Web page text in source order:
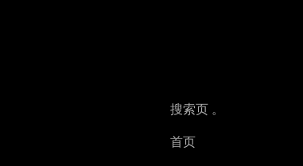
搜索页 。
首页